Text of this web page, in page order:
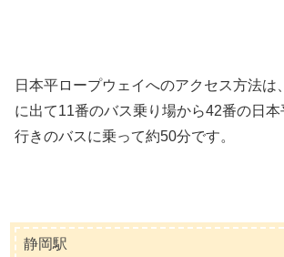
日本平ロープウェイへのアクセス方法は
に出て11番のバス乗り場から42番の日本
行きのバスに乗って約50分です。
静岡駅